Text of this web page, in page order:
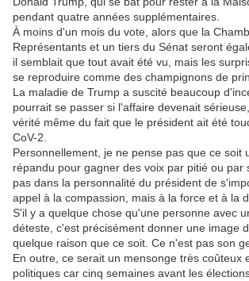
pendant quatre années supplémentaires.
À moins d'un mois du vote, alors que la
Représentants et un tiers du Sénat seront
il semblait que tout avait été vu, mais les
se reproduire comme des champignons de
La maladie de Trump a suscité beaucoup
pourrait se passer si l'affaire devenait
vérité même du fait que le président ait été
CoV-2.
Personnellement, je ne pense pas que ce soit
répandu pour gagner des voix par pitié ou par
pas dans la personnalité du président de
appel à la compassion, mais à la force et à la
S'il y a quelque chose qu'une personne avec
déteste, c'est précisément donner une image
quelque raison que ce soit. Ce n'est pas son
En outre, ce serait un mensonge très coûteux
politiques car cinq semaines avant les